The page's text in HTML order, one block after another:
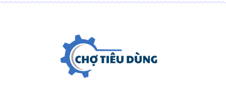
hút và ống đẩy đều là 25mm (1 inch), phù hợp với
hệ thống đường ống tiêu chuẩn trong các công
trình dân dụng tại Việt Nam.